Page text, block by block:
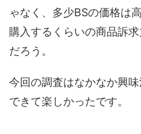
ゃなく、多少BSの価格は
購入するくらいの商品訴
だろう。
今回の調査はなかなか興
できて楽しかったです。